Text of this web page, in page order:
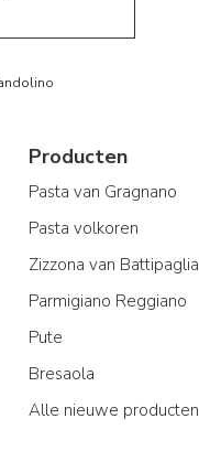
Producten
Pasta van Gragnano
Pasta volkoren
Zizzona van Battipaglia
Parmigiano Reggiano
Pute
Bresaola
Alle nieuwe producten